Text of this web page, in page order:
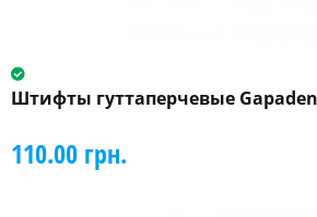
Штифты гуттаперчевые
110.00 грн.